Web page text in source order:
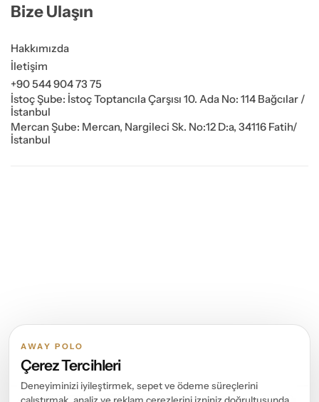
Bize Ulaşın
Hakkımızda
İletişim
+90 544 904 73 75
İstoç Şube: İstoç Toptancıla Çarşısı 10. Ada No: 114 Bağcılar /
İstanbul
Mercan Şube: Mercan, Nargileci Sk. No:12 D:a, 34116 Fatih/
İstanbul
AWAY POLO
Çerez Tercihleri
Deneyiminizi iyileştirmek, sepet ve ödeme süreçlerini